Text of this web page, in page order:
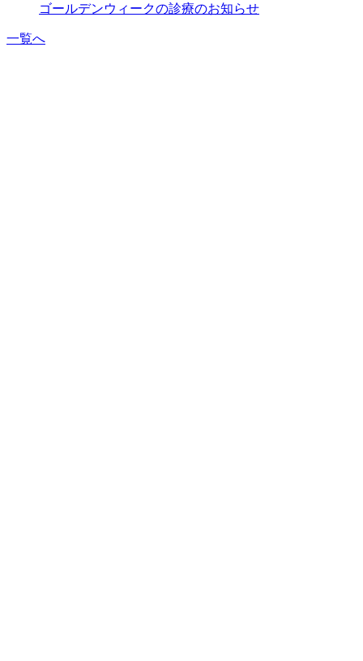
ゴールデンウィークの診療のお知らせ
一覧へ